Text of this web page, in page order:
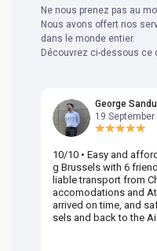
Ne nous prenez pas au
Nous avons offert nos
dans le monde entier.
Découvrez ci-dessous ce
George Sandu
19
10/10 • Easy and
g Brussels with 6
liable transport from
accomodations and
arrived on time, and
sels and back to the